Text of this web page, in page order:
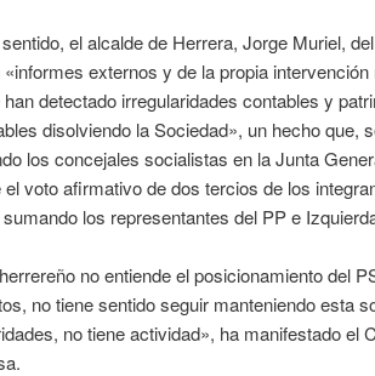
el alcalde de Herrera, Jorge Muriel,
externos y de la propia
detectado irregularidades contables y
disolviendo la Sociedad», un hecho que,
los concejales socialistas en la Junta
el voto afirmativo de dos tercios de los
los representantes del PP e
no entiende el posicionamiento del
no tiene sentido seguir manteniendo esta
no tiene actividad», ha manifestado el